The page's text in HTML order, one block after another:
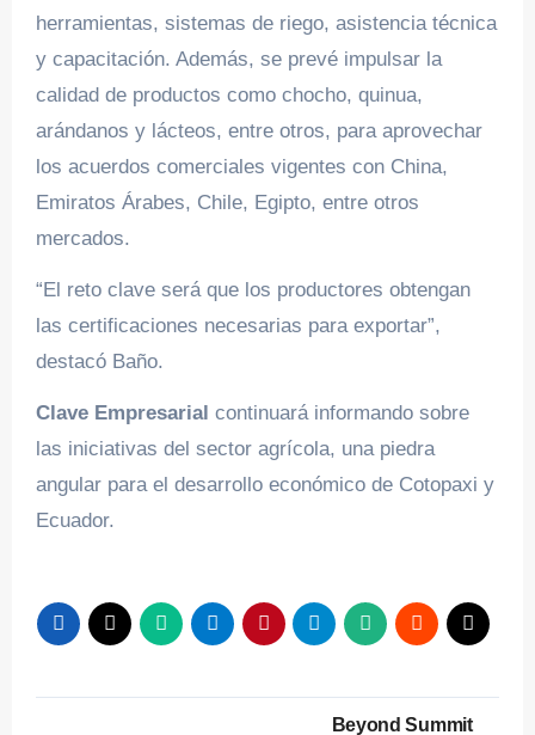
herramientas, sistemas de riego, asistencia técnica
y capacitación. Además, se prevé impulsar la
calidad de productos como chocho, quinua,
arándanos y lácteos, entre otros, para aprovechar
los acuerdos comerciales vigentes con China,
Emiratos Árabes, Chile, Egipto, entre otros
mercados.
“El reto clave será que los productores obtengan
las certificaciones necesarias para exportar”,
destacó Baño.
Clave Empresarial continuará informando sobre
las iniciativas del sector agrícola, una piedra
angular para el desarrollo económico de Cotopaxi y
Ecuador.
Beyond Summit